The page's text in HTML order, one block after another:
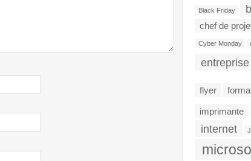
Black Friday
chef de
Cyber Monday
entreprise
flyer
imprimante
internet